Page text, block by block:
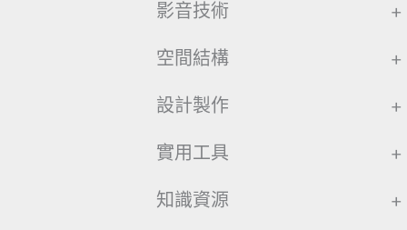
影音技術 +
空間結構 +
設計製作 +
實用工具 +
知識資源 +